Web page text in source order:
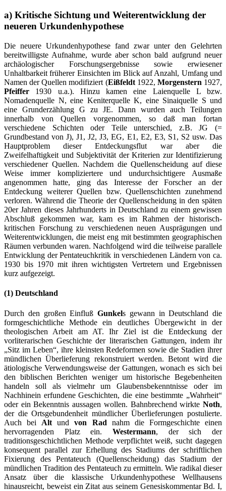
a) Kritische Sichtung und Weiterentwicklung der
neueren Urkundenhypothese
Die neuere Urkundenhypothese fand zwar unter den Gelehrten
bereitwilligste Aufnahme, wurde aber schon bald aufgrund neuer
archäologischer Forschungsergebnisse sowie erwiesener
Unhaltbarkeit früherer Einsichten im Blick auf Anzahl, Umfang und
Namen der Quellen modifiziert (Eißfeldt1922, Morgenstern 1927,
Pfeiffer 1930 u.a.). Hinzu kamen eine Laienquelle L bzw.
Nomadenquelle N, eine Keniterquelle K, eine Sinaiquelle S und
eine Grunderzählung G zu JE. Dann wurden auch Teilungen
innerhalb von Quellen vorgenommen, so daß man fortan
verschiedene Schichten oder Teile unterschied, z.B. JG (=
Grundbestand von J), J1, J2, J3, EG, E1, E2, E3, S1, S2 usw. Das
Hauptproblem dieser Entdeckungsflut war aber die
Zweifelhaftigkeit und Subjektivität der Kriterien zur Identifizierung
verschiedener Quellen. Nachdem die Quellenscheidung auf diese
Weise immer kompliziertere und undurchsichtigere Ausmaße
angenommen hatte, ging das Interesse der Forscher an der
Entdeckung weiterer Quellen bzw. Quellenschichten zunehmend
verloren. Während die Theorie der Quellenscheidung in den späten
20er Jahren dieses Jahrhunderts in Deutschland zu einem gewissen
Abschluß gekommen war, kam es im Rahmen der historisch-
kritischen Forschung zu verschiedenen neuen Ausprägungen und
Weiterentwicklungen, die meist eng mit bestimmten geographischen
Räumen verbunden waren. Nachfolgend wird die teilweise parallele
Entwicklung der Pentateuchkritik in verschiedenen Ländern von ca.
1930 bis 1970 mit ihren wichtigsten Vertretern und Ergebnissen
kurz aufgezeigt.
(1) Deutschland
Durch den großen Einfluß Gunkels gewann in Deutschland die
formgeschichtliche Methode ein deutliches Übergewicht in der
theologischen Arbeit am AT. Ihr Ziel ist die Entdeckung der
vorliterarischen Geschichte der literarischen Gattungen, indem ihr
„Sitz im Leben“, ihre kleinsten Redeformen sowie die Stadien ihrer
mündlichen Überlieferung rekonstruiert werden. Betont wird die
ätiologische Verwendungsweise der Gattungen, wonach es sich bei
den biblischen Berichten weniger um historische Begebenheiten
handeln soll als vielmehr um Glaubensbekenntnisse oder im
Nachhinein erfundene Geschichten, die eine bestimmte „Wahrheit“
oder ein Bekenntnis aussagen wollen. Bahnbrechend wirkte Noth,
der die Ortsgebundenheit mündlicher Überlieferungen postulierte.
Auch bei Alt undvon Rad nahm die Formgeschichte einen
hervorragenden Platz ein. Westermann, der sich der
traditionsgeschichtlichen Methode verpflichtet weiß, sucht dagegen
konsequent parallel zur Erhellung des Stadiums der schriftlichen
Fixierung des Pentateuch (Quellenscheidung) das Stadium der
mündlichen Tradition des Pentateuch zu ermitteln. Wie radikal dieser
Ansatz über die klassische Urkundenhypothese Wellhausens
hinausreicht, beweist ein Zitat aus seinem Genesiskommentar Bd. I,